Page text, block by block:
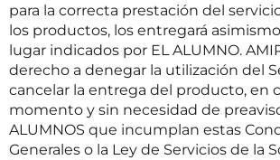
para la correcta prestación del
los productos, los entregará
lugar indicados por EL ALUMNO.
derecho a denegar la utilización del
cancelar la entrega del producto, en
momento y sin necesidad de
ALUMNOS que incumplan estas
Generales o la Ley de Servicios de la